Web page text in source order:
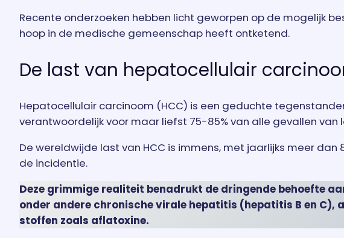
Recente onderzoeken hebben licht geworpen op de mogelijk
hoop in de medische gemeenschap heeft ontketend.
De last van hepatocellulair
Hepatocellulair carcinoom (HCC) is een geduchte
verantwoordelijk voor maar liefst 75-85% van alle gevallen van
De wereldwijde last van HCC is immens, met jaarlijks meer
de incidentie.
Deze grimmige realiteit benadrukt de dringende behoefte
onder andere chronische virale hepatitis (hepatitis B en
stoffen zoals aflatoxine.